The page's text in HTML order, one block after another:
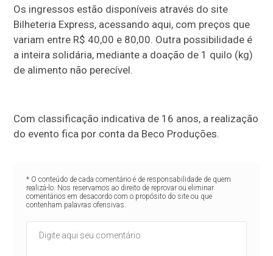
Os ingressos estão disponíveis através do site
Bilheteria Express, acessando aqui, com preços que
variam entre R$ 40,00 e 80,00. Outra possibilidade é
a inteira solidária, mediante a doação de 1 quilo (kg)
de alimento não perecível.
Com classificação indicativa de 16 anos, a realização
do evento fica por conta da Beco Produções.
* O conteúdo de cada comentário é de responsabilidade de quem
realizá-lo. Nos reservamos ao direito de reprovar ou eliminar
comentários em desacordo com o propósito do site ou que
contenham palavras ofensivas.